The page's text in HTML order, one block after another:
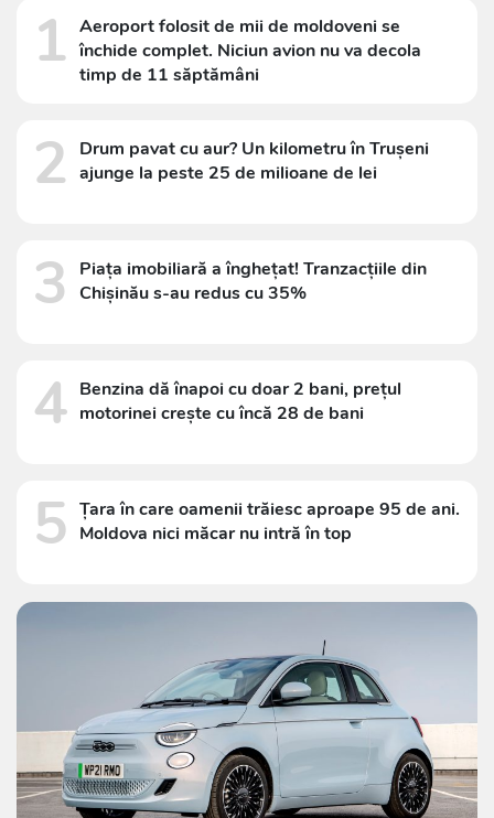
1 Aeroport folosit de mii de moldoveni se
închide complet. Niciun avion nu va decola
timp de 11 săptămâni
2
Drum pavat cu aur? Un kilometru în Trușeni
ajunge la peste 25 de milioane de lei
3
Piața imobiliară a înghețat! Tranzacțiile din
Chișinău s-au redus cu 35%
4 Benzina dă înapoi cu doar 2 bani, prețul
motorinei crește cu încă 28 de bani
5 Țara în care oamenii trăiesc aproape 95 de ani.
Moldova nici măcar nu intră în top